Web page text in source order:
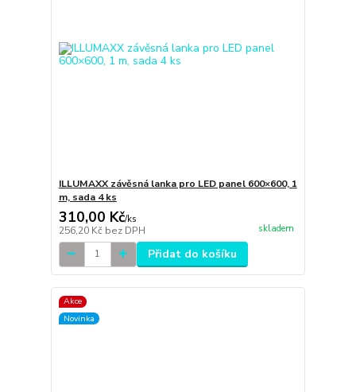
ILLUMAXX závěsná lanka pro LED panel 600×600, 1
m, sada 4 ks
310,00 Kč/ks
256,20 Kč bez DPH skladem
Přidat do košíku
Akce
Novinka